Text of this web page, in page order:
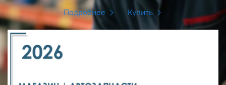
Подробнее Купить